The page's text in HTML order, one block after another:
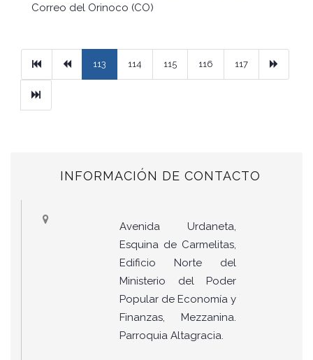
Correo del Orinoco (CO)
PrimeraPrevious
113 114 115 116 117
Ultimo
INFORMACIÓN DE CONTACTO
Avenida Urdaneta,
Esquina de Carmelitas,
Edificio Norte del
Ministerio del Poder
Popular de Economía y
Finanzas, Mezzanina.
Parroquia Altagracia.